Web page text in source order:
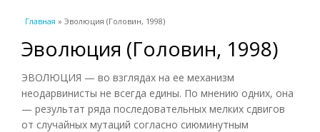
Вы здесь
Главная » Эволюция (Головин, 1998)
Эволюция (Головин, 1998)
ЭВОЛЮЦИЯ — во взглядах на ее механизм
неодарвинисты не всегда едины. По мнению одних, она
— результат ряда последовательных мелких сдвигов
от случайных мутаций согласно сиюминутным